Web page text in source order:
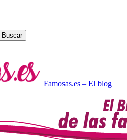
Famosas.es – El blog